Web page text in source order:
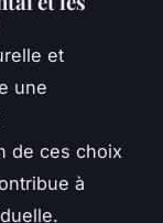
et
une
de ces choix
à